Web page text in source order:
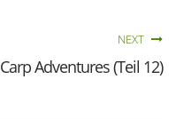
NEXT
Carp Adventures (Teil 12)